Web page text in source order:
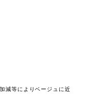
減等によりベージュに近